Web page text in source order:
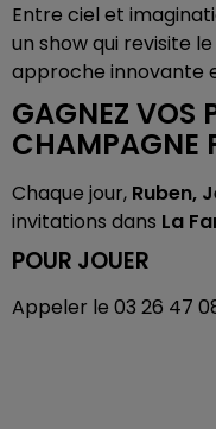
Entre ciel et
un show qui revisite
approche innovante
GAGNEZ VOS
CHAMPAGNE
Chaque jour, Ruben,
invitations dans La
POUR JOUER
Appeler le 03 26 47